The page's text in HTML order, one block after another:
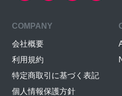
COMPANY
会社概要
利用規約
特定商取引に基づく表記
個人情報保護方針